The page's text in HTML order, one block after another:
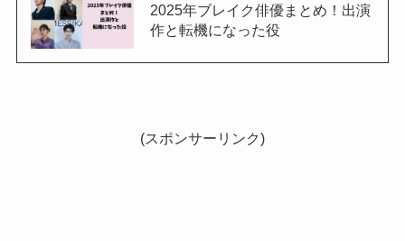
2025年ブレイク俳優まとめ！出演
作と転機になった役
(スポンサーリンク)